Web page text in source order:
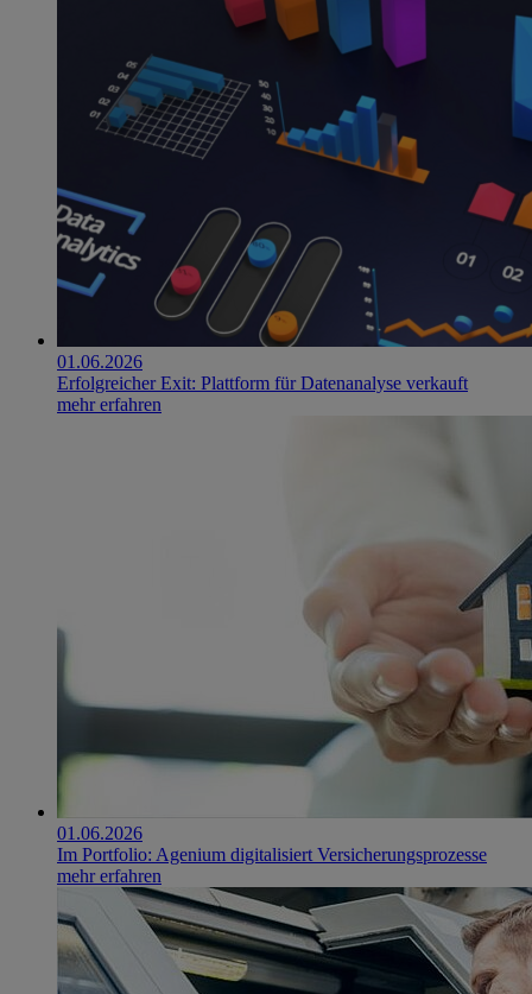
01.06.2026
Erfolgreicher Exit: Plattform für Datenanalyse verkauft
mehr erfahren
01.06.2026
Im Portfolio: Agenium digitalisiert Versicherungsprozesse
mehr erfahren